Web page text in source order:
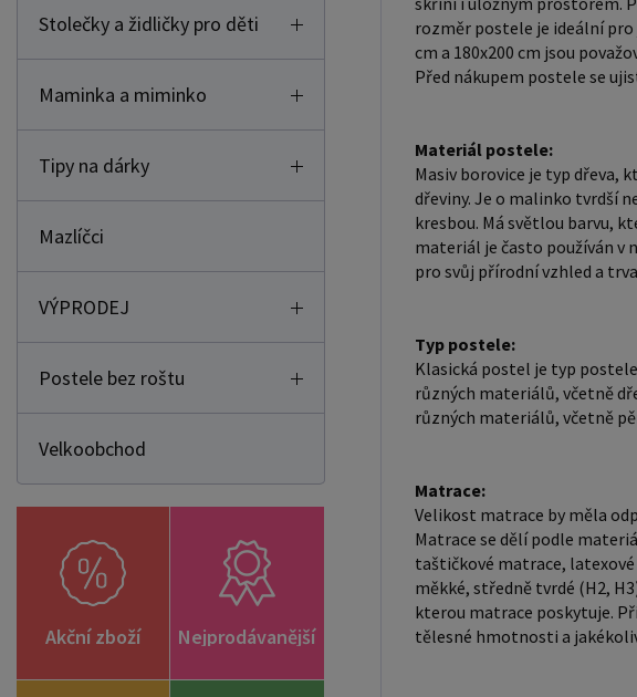
Stolečky a židličky pro děti
Maminka a miminko
Tipy na dárky
Mazlíčci
VÝPRODEJ
Postele bez roštu
Velkoobchod
Akční zboží Nejprodávanější
rozměr postele je ideální
cm a 180x200 cm jsou
Před nákupem postele se
Materiál postele:
Masiv borovice je typ dřeva,
dřeviny. Je o malinko tvrdší
kresbou. Má světlou barvu,
materiál je často používán v
pro svůj přírodní vzhled a
Typ postele:
Klasická postel je typ
různých materiálů, včetně
různých materiálů, včetně
Matrace:
Velikost matrace by měla
Matrace se dělí podle
taštičkové matrace,
měkké, středně tvrdé (H2,
kterou matrace poskytuje.
tělesné hmotnosti a